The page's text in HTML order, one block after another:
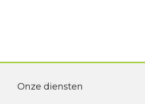
Onze diensten